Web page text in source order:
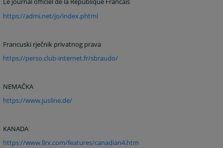
https://admi.net/jo/index.phtml
Francuski rječnik privatnog prava
https://perso.club-internet.fr/sbraudo/
NEMAČKA
https://www.jusline.de/
KANADA
https://www.llrx.com/features/canadian4.htm